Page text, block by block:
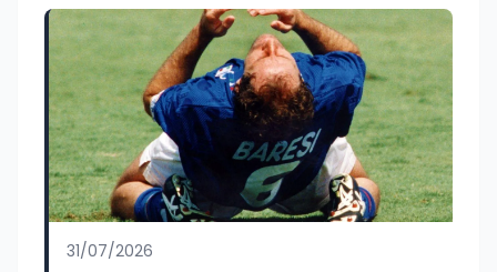
31/07/2026